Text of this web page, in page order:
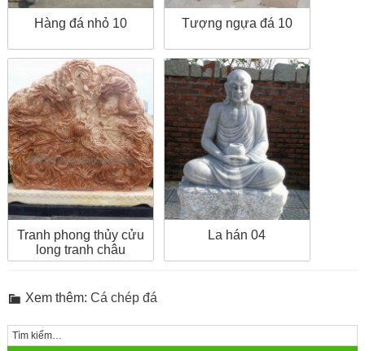
Hàng đá nhỏ 10 Tượng ngựa đá 10
Tranh phong thủy cửu
long tranh châu
La hán 04
Xem thêm: Cá chép đá